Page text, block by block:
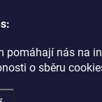
pomáhají nás na
o sběru
platby
BrillBird